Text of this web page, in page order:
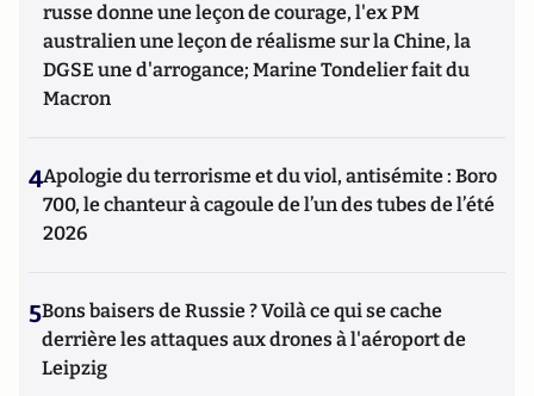
russe donne une leçon de courage, l'ex PM
australien une leçon de réalisme sur la Chine, la
DGSE une d'arrogance; Marine Tondelier fait du
Macron
4Apologie du terrorisme et du viol, antisémite : Boro
700, le chanteur à cagoule de l’un des tubes de l’été
2026
5Bons baisers de Russie ? Voilà ce qui se cache
derrière les attaques aux drones à l'aéroport de
Leipzig